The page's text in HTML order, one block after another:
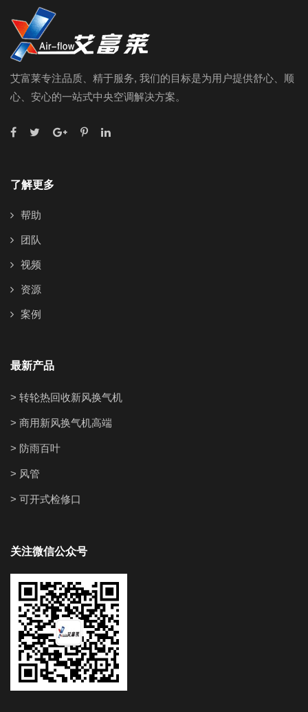
艾富莱专注品质、精于服务, 我们的目标是为用户提供舒心、顺
心、安心的一站式中央空调解决方案。
了解更多
帮助
团队
视频
资源
案例
最新产品
> 转轮热回收新风换气机
> 商用新风换气机高端
> 防雨百叶
> 风管
> 可开式检修口
关注微信公众号